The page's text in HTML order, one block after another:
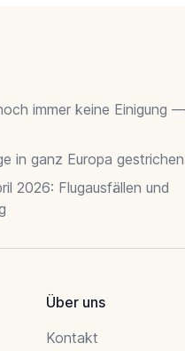
immer keine Einigung —
in ganz Europa gestrichen
2026: Flugausfällen und
Über uns
Kontakt